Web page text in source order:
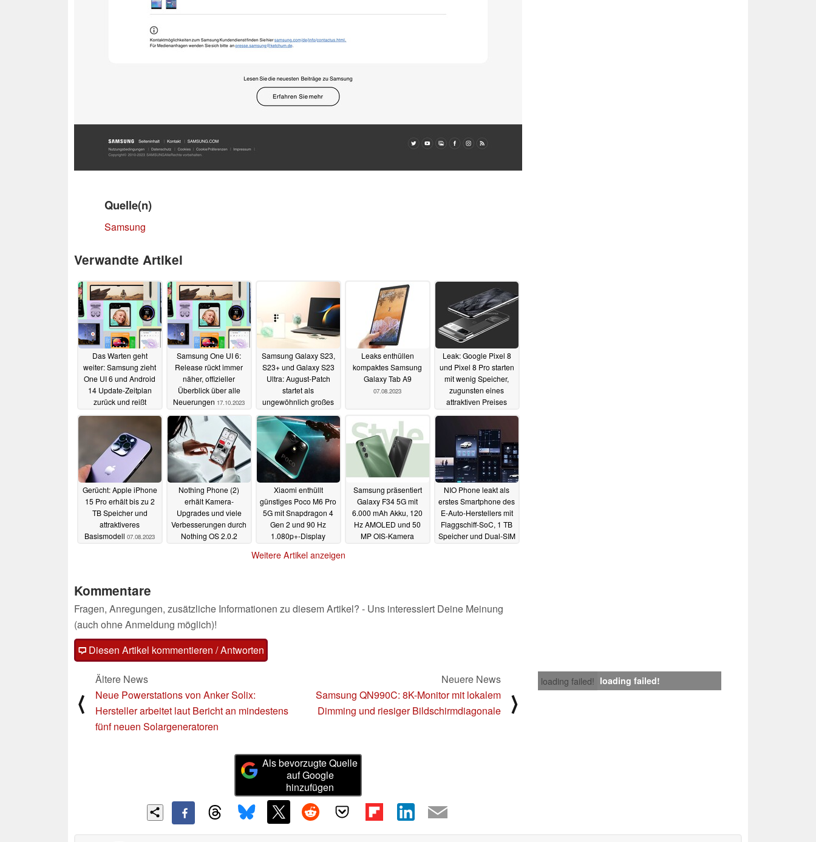
Quelle(n)
Samsung
Verwandte Artikel
Das Warten geht
weiter: Samsung zieht
One UI 6 und Android
14 Update-Zeitplan
zurück und reißt
Samsung One UI 6:
Release rückt immer
näher, offizieller
Überblick über alle
Neuerungen 17.10.2023
Samsung Galaxy S23,
S23+ und Galaxy S23
Ultra: August-Patch
startet als
ungewöhnlich großes
08.08.2023
Leaks enthüllen
kompaktes Samsung
Galaxy Tab A9
07.08.2023
Leak: Google Pixel 8
und Pixel 8 Pro starten
mit wenig Speicher,
zugunsten eines
attraktiven Preises
07.08.2023
Gerücht: Apple iPhone
15 Pro erhält bis zu 2
TB Speicher und
attraktiveres
Basismodell 07.08.2023
Nothing Phone (2)
erhält Kamera-
Upgrades und viele
Verbesserungen durch
Nothing OS 2.0.2
Xiaomi enthüllt
günstiges Poco M6 Pro
5G mit Snapdragon 4
Gen 2 und 90 Hz
1.080p+-Display
Samsung präsentiert
Galaxy F34 5G mit
6.000 mAh Akku, 120
Hz AMOLED und 50
MP OIS-Kamera
NIO Phone leakt als
erstes Smartphone des
E-Auto-Herstellers mit
Flaggschiff-SoC, 1 TB
Speicher und Dual-SIM
Weitere Artikel anzeigen
Kommentare
Fragen, Anregungen, zusätzliche Informationen zu diesem Artikel? - Uns interessiert Deine Meinung
(auch ohne Anmeldung möglich)!
Diesen Artikel kommentieren / Antworten
loading failed! loading failed!
⟨
Ältere News
Neue Powerstations von Anker Solix:
Hersteller arbeitet laut Bericht an mindestens
fünf neuen Solargeneratoren
Neuere News
Samsung QN990C: 8K-Monitor mit lokalem
Dimming und riesiger Bildschirmdiagonale
⟩
Als bevorzugte Quelle
auf Google
hinzufügen